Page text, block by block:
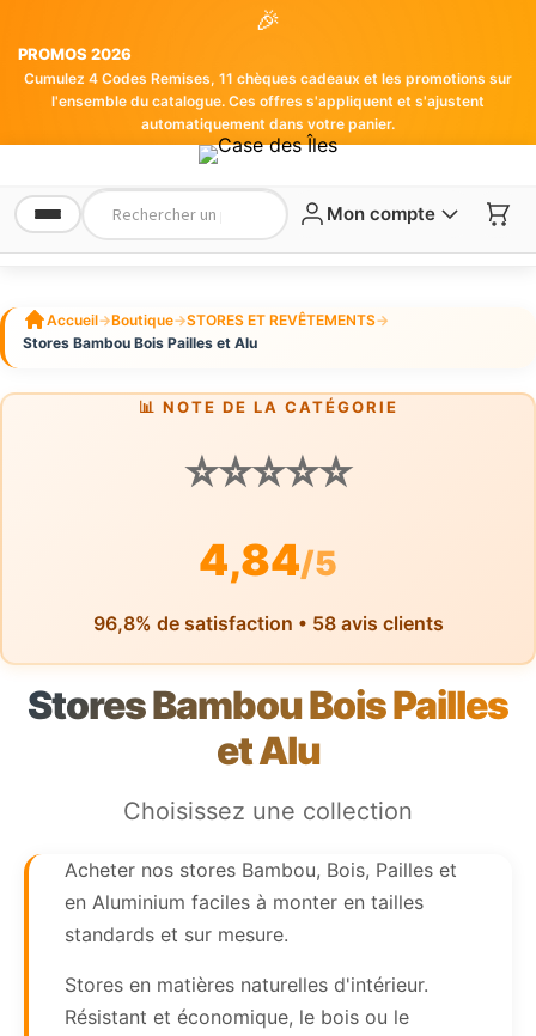
🎉
PROMOS 2026
Cumulez 4 Codes Remises, 11 chèques cadeaux et les promotions sur
l'ensemble du catalogue. Ces offres s'appliquent et s'ajustent
automatiquement dans votre panier.
Mon compte
Accueil→Boutique→STORES ET REVÊTEMENTS→
Stores Bambou Bois Pailles et Alu
📊 NOTE DE LA CATÉGORIE
⭐⭐⭐⭐⭐
4,84/5
96,8% de satisfaction • 58 avis clients
Stores Bambou Bois Pailles
et Alu
Choisissez une collection
Acheter nos stores Bambou, Bois, Pailles et
en Aluminium faciles à monter en tailles
standards et sur mesure.
Stores en matières naturelles d'intérieur.
Résistant et économique, le bois ou le